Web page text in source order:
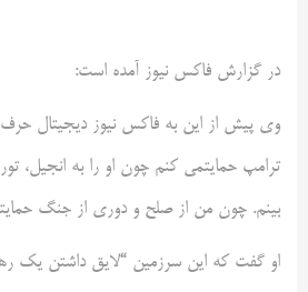
در گزارش فاکس نیوز آمده است:
وی پیش از این به فاکس نیوز دیجیتال
ترامپ حمایتمی کنم چون او را به انجیل،
بینم. چون من از صلح و دوری از جنگ
او گفت که این سرزمین “لایق داشتن یک